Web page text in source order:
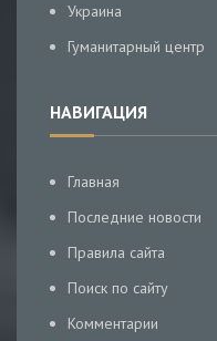
Украина
Гуманитарный центр
НАВИГАЦИЯ
Главная
Последние новости
Правила сайта
Поиск по сайту
Комментарии